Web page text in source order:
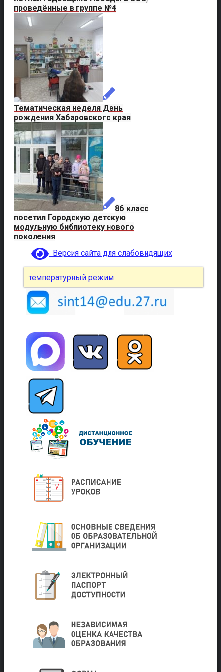
проведённые в группе №4
Тематическая неделя День
рождения Хабаровского края
8б класс
посетил Городскую детскую
модульную библиотеку нового
поколения
Версия сайта для слабовидящих
температурный режим